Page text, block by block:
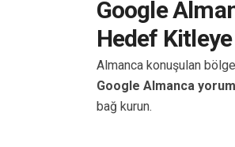
Google
Hedef Kitleye
Almanca konuşulan
Google Almanca yorum
bağ kurun.